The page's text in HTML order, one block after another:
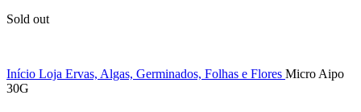
Sold out
Início Loja Ervas, Algas, Germinados, Folhas e Flores Micro Aipo
30G